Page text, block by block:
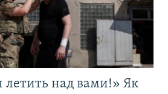
летить над вами!» Як